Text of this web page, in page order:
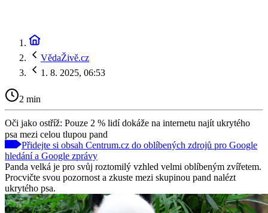
VědaŽivě.cz
1. 8. 2025, 06:53
2 min
Oči jako ostříž: Pouze 2 % lidí dokáže na internetu najít ukrytého
psa mezi celou tlupou pand
Přidejte si obsah Centrum.cz do oblíbených zdrojů pro Google
hledání a Google zprávy
Panda velká je pro svůj roztomilý vzhled velmi oblíbeným zvířetem.
Procvičte svou pozornost a zkuste mezi skupinou pand nalézt
ukrytého psa.